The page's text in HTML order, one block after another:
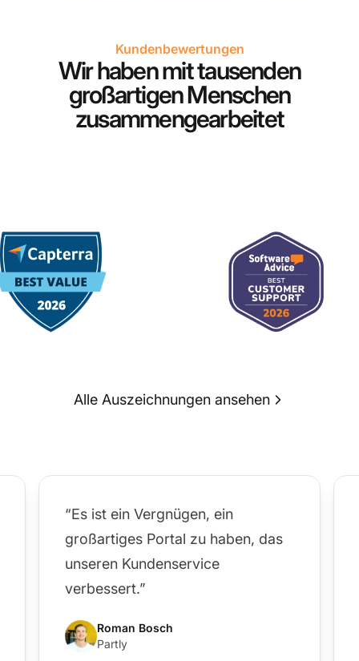
Kundenbewertungen
Wir haben mit tausenden
großartigen Menschen
zusammengearbeitet
Alle Auszeichnungen ansehen
“Es ist ein Vergnügen, ein
großartiges Portal zu haben, das
unseren Kundenservice
verbessert.”
Roman Bosch
Partly